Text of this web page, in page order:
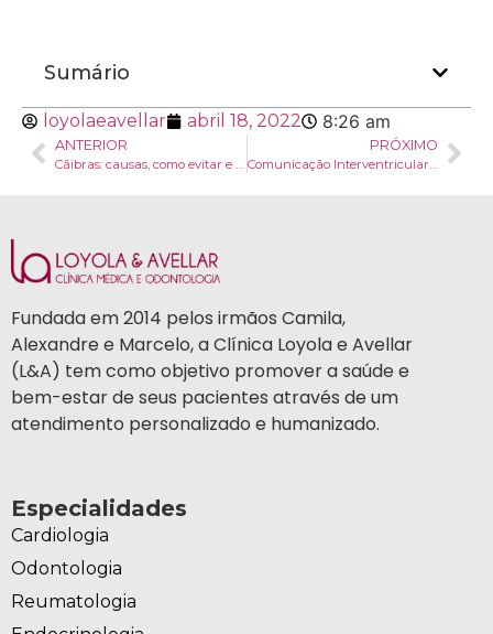
Sumário
loyolaeavellar abril 18, 2022 8:26 am
ANTERIOR
Cãibras: causas, como evitar e qual o tratamento?
PRÓXIMO
Comunicação Interventricular – causas, diagnóstico e tratamento
Fundada em 2014 pelos irmãos Camila,
Alexandre e Marcelo, a Clínica Loyola e Avellar
(L&A) tem como objetivo promover a saúde e
bem-estar de seus pacientes através de um
atendimento personalizado e humanizado.
Especialidades
Cardiologia
Odontologia
Reumatologia